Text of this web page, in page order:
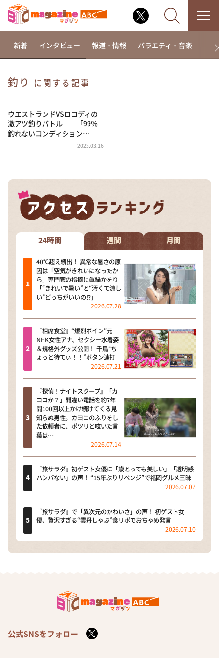
相席食堂
これ余談なんですけど・・・
～人生密着トークバラエティ！～ やすとものいたっ
河合＆A.B.C-Z塚田×福井アナ「なんでやねん！？」
（news おかえり）
DAIGOも台所 ～きょうの献立 何にする？～
本日はダイアンなり！シーズン２
朝だ！生です旅サラダ
教えて！ニュースライブ 正義のミカタ
ＬＩＦＥ～夢のカタチ～
新婚さんいらっしゃい！
ポツンと一軒家
ザキ山小屋本館
ぺこぱのまるスポ
新着 インタビュー 報道・情報 バラエティ・音楽 ド
釣り に関する記事
ウエストランドVSロコディの
激アツ釣りバトル！ 「99％
釣れないコンディション…
2023.03.16
24時間 週間 月間
40℃超え続出！ 異常な暑さの原
因は「空気がきれいになったか
ら」専門家の指摘に眞鍋かをり
「“きれいで暑い”と“汚くて涼し
い”どっちがいいの!?」
2026.07.28
『相席食堂』“爆烈ボイン”元
NHK女性アナ、セクシー水着姿
＆規格外グッズ公開！ 千鳥“ち
ょっと待てぃ！！”ボタン連打
2026.07.21
『探偵！ナイトスクープ』「カ
ヨコか？」間違い電話を約7年
間100回以上かけ続けてくる見
知らぬ男性。カヨコのふりをし
た依頼者に、ポツリと呟いた言
葉は…
2026.07.14
『旅サラダ』初ゲスト女優に「歳とっても美しい」「透明感
ハンパない」の声！ “15年ぶりリベンジ”で福岡グルメ三昧
2026.07.07
『旅サラダ』で「異次元のかわいさ」の声！ 初ゲスト女
優、贅沢すぎる“雲丹しゃぶ”食リポでおちゃめ発言
2026.07.10
公式SNSをフォロー